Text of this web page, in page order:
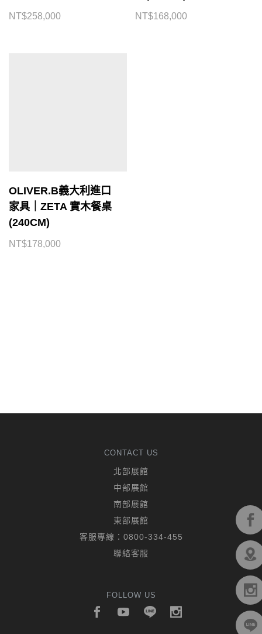
NT$258,000 NT$168,000
OLIVER.B義大利進口
家具｜ZETA 實木餐桌
(240CM)
NT$178,000
CONTACT US
北部展館
中部展館
南部展館
東部展館
客服專線： 0800-334-455
聯絡客服
FOLLOW US